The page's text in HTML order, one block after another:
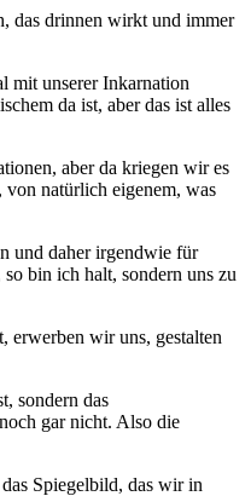
das drinnen wirkt und immer
mit unserer Inkarnation
da ist, aber das ist alles
aber da kriegen wir es
natürlich eigenem, was
und daher irgendwie für
bin ich halt, sondern uns zu
erwerben wir uns, gestalten
sondern das
gar nicht. Also die
Spiegelbild, das wir in